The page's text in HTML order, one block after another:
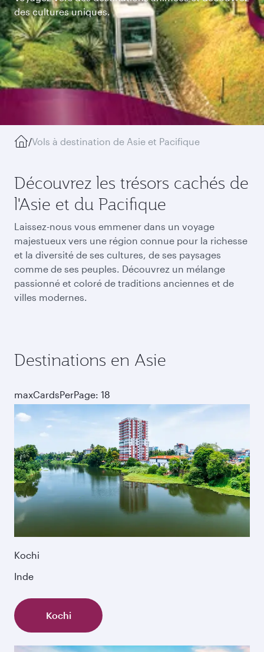
des cultures uniques.
/Vols à destination de Asie et Pacifique
Découvrez les trésors cachés de
l'Asie et du Pacifique
Laissez-nous vous emmener dans un voyage
majestueux vers une région connue pour la richesse
et la diversité de ses cultures, de ses paysages
comme de ses peuples. Découvrez un mélange
passionné et coloré de traditions anciennes et de
villes modernes.
Destinations en Asie
maxCardsPerPage: 18
Kochi
Inde
Kochi